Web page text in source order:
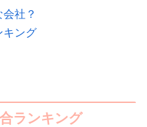
社？
キング
ランキング